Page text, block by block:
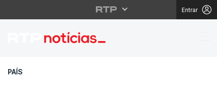
Entrar
Cerca de 211 mil
PAÍS